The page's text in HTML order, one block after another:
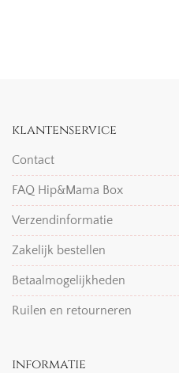
klantenservice
Contact
FAQ Hip&Mama Box
Verzendinformatie
Zakelijk bestellen
Betaalmogelijkheden
Ruilen en retourneren
informatie